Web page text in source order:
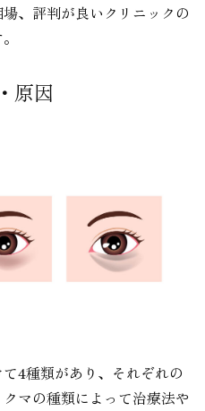
、評判が良いクリニックの
原因
4種類があり、それぞれの
マの種類によって治療法や